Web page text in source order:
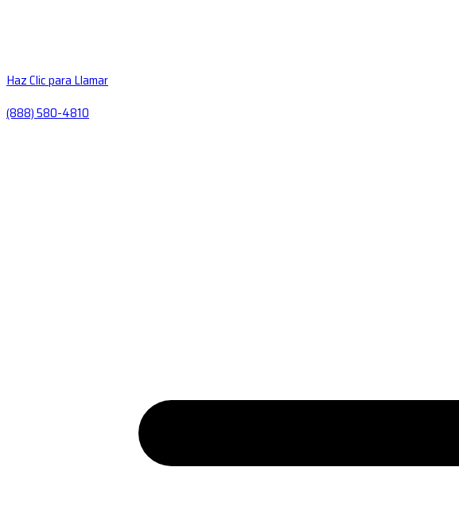
Haz Clic para Llamar
(888) 580-4810